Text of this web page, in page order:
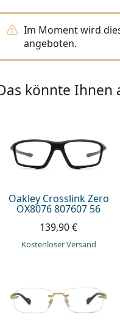
Im Moment wird
angeboten.
könnte Ihnen
Oakley Crosslink Zero
OX8076 807607 56
139,90 €
Kostenloser Versand